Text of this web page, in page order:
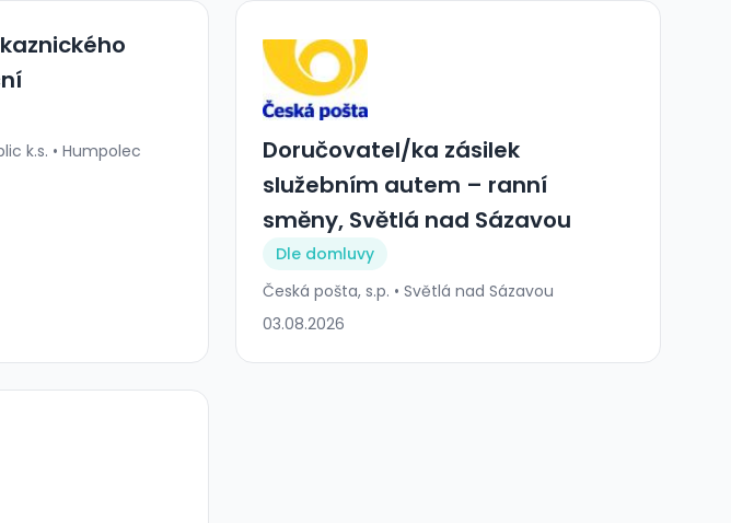
k.s. • Humpolec
Doručovatel/ka zásilek
služebním autem – ranní
směny, Světlá nad Sázavou
Dle domluvy
Česká pošta, s.p. • Světlá nad Sázavou
03.08.2026